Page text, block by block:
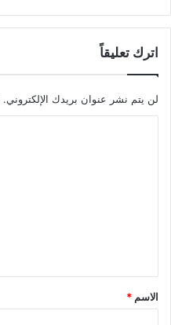
اترك تعليقاً
لن يتم نشر عنوان بريدك الإلكتروني.
*
الاسم *